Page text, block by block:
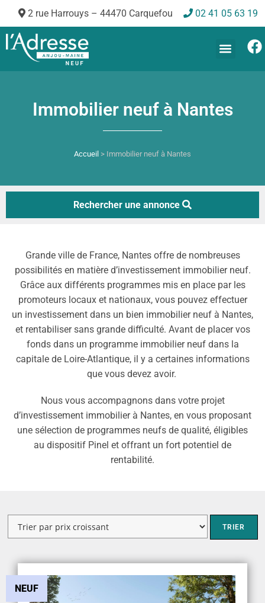
2 rue Harrouys – 44470 Carquefou 02 41 05 63 19
Immobilier neuf à Nantes
Accueil > Immobilier neuf à Nantes
Rechercher une annonce
Grande ville de France, Nantes offre de nombreuses
possibilités en matière d’investissement immobilier neuf.
Grâce aux différents programmes mis en place par les
promoteurs locaux et nationaux, vous pouvez effectuer
un investissement dans un bien immobilier neuf à Nantes,
et rentabiliser sans grande difficulté. Avant de placer vos
fonds dans un programme immobilier neuf dans la
capitale de Loire-Atlantique, il y a certaines informations
que vous devez avoir.
Nous vous accompagnons dans votre projet
d’investissement immobilier à Nantes, en vous proposant
une sélection de programmes neufs de qualité, éligibles
au dispositif Pinel et offrant un fort potentiel de
rentabilité.
TRIER
NEUF